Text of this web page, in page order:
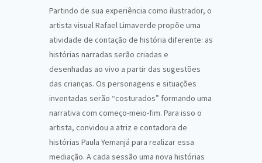
Partindo de sua experiência como ilustrador, o
artista visual Rafael Limaverde propõe uma
atividade de contação de história diferente: as
histórias narradas serão criadas e
desenhadas ao vivo a partir das sugestões
das crianças. Os personagens e situações
inventadas serão “costurados” formando uma
narrativa com começo-meio-fim. Para isso o
artista, convidou a atriz e contadora de
histórias Paula Yemanjá para realizar essa
mediação. A cada sessão uma nova histórias